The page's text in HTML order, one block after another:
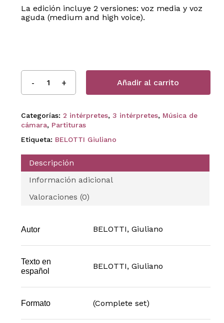
La edición incluye 2 versiones: voz media y voz
aguda (medium and high voice).
Añadir al carrito
Categorías: 2 intérpretes, 3 intérpretes, Música de
cámara, Partituras
Etiqueta: BELOTTI Giuliano
Descripción
Información adicional
Valoraciones (0)
Autor BELOTTI, Giuliano
Texto en
español
BELOTTI, Giuliano
Formato (Complete set)